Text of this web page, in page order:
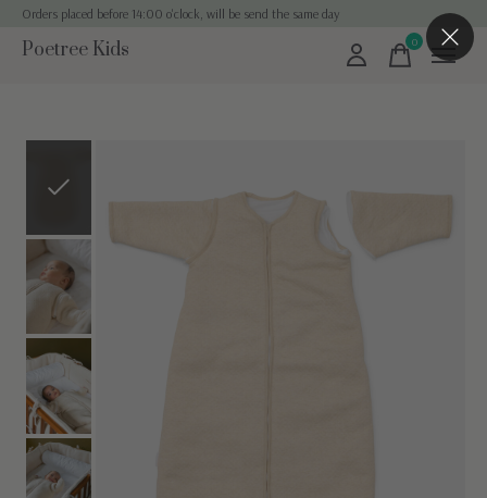
Orders placed before 14:00 o'clock, will be send the same day
Poetree Kids 0items